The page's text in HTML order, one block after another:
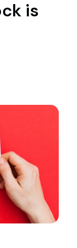
is